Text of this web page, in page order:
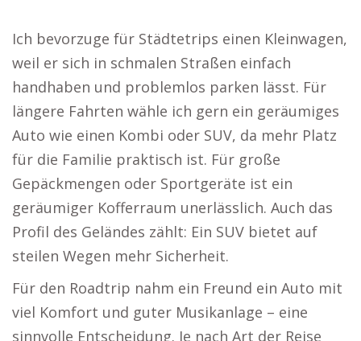
Ich bevorzuge für Städtetrips einen Kleinwagen,
weil er sich in schmalen Straßen einfach
handhaben und problemlos parken lässt. Für
längere Fahrten wähle ich gern ein geräumiges
Auto wie einen Kombi oder SUV, da mehr Platz
für die Familie praktisch ist. Für große
Gepäckmengen oder Sportgeräte ist ein
geräumiger Kofferraum unerlässlich. Auch das
Profil des Geländes zählt: Ein SUV bietet auf
steilen Wegen mehr Sicherheit.
Für den Roadtrip nahm ein Freund ein Auto mit
viel Komfort und guter Musikanlage – eine
sinnvolle Entscheidung. Je nach Art der Reise